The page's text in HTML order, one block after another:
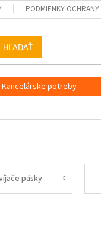
PODMIENKY OCHRANY
HĽADAŤ
Kancelárske potreby
pásky